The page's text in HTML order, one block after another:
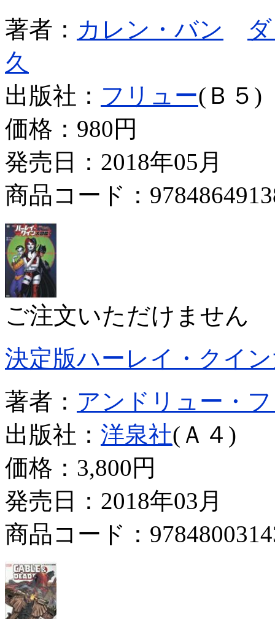
著者： カレン・バン
久
出版社： フリュー(Ｂ５)
価格： 980円
発売日：2018年05月
商品コード：
ご注文いただけません
決定版ハーレイ・クイ
著者： アンドリュー・
出版社： 洋泉社(Ａ４)
価格： 3,800円
発売日：2018年03月
商品コード：